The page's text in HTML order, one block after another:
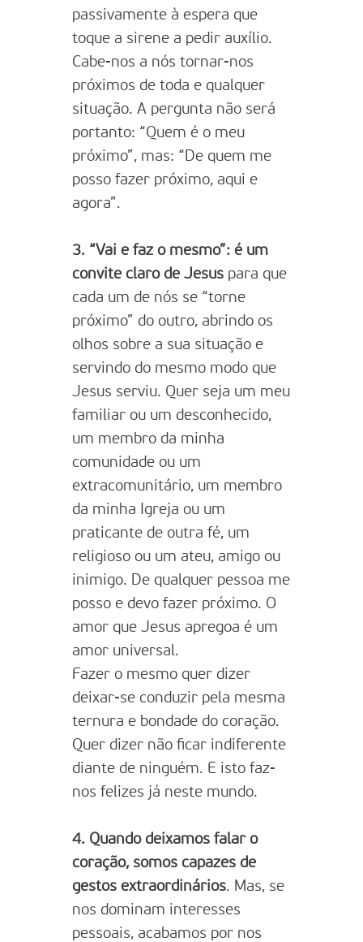
passivamente à espera que
toque a sirene a pedir auxílio.
Cabe-nos a nós tornar-nos
próximos de toda e qualquer
situação. A pergunta não será
portanto: “Quem é o meu
próximo”, mas: “De quem me
posso fazer próximo, aqui e
agora”.
3. “Vai e faz o mesmo”: é um
convite claro de Jesus para que
cada um de nós se “torne
próximo” do outro, abrindo os
olhos sobre a sua situação e
servindo do mesmo modo que
Jesus serviu. Quer seja um meu
familiar ou um desconhecido,
um membro da minha
comunidade ou um
extracomunitário, um membro
da minha Igreja ou um
praticante de outra fé, um
religioso ou um ateu, amigo ou
inimigo. De qualquer pessoa me
posso e devo fazer próximo. O
amor que Jesus apregoa é um
amor universal.
Fazer o mesmo quer dizer
deixar-se conduzir pela mesma
ternura e bondade do coração.
Quer dizer não ficar indiferente
diante de ninguém. E isto faz-
nos felizes já neste mundo.
4. Quando deixamos falar o
coração, somos capazes de
gestos extraordinários. Mas, se
nos dominam interesses
pessoais, acabamos por nos